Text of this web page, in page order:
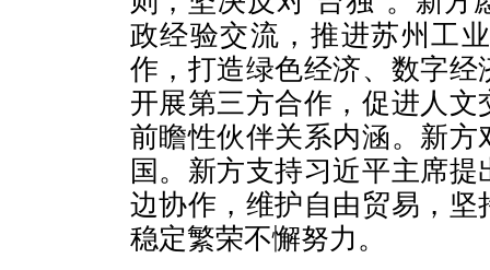
政经验交流，推进苏州工
作，打造绿色经济、数字
开展第三方合作，促进人
前瞻性伙伴关系内涵。新
国。新方支持习近平主席
边协作，维护自由贸易，
稳定繁荣不懈努力。